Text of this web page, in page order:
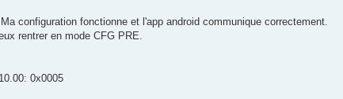
configuration fonctionne et l'app android communique correctement.
rentrer en mode CFG PRE.
0x0005